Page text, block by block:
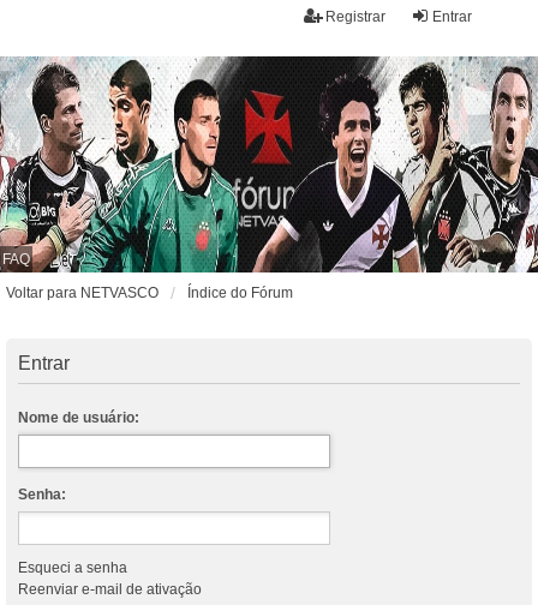
Entrar
Registrar
FAQ
Voltar para NETVASCO
Índice do Fórum
Entrar
Nome de usuário:
Senha:
Esqueci a senha
Reenviar e-mail de ativação